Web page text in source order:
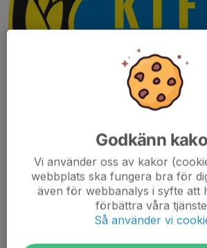
Godkänn
Vi använder oss av kakor
webbplats ska fungera bra för
även för webbanalys i syfte att
förbättra våra
Så använder vi